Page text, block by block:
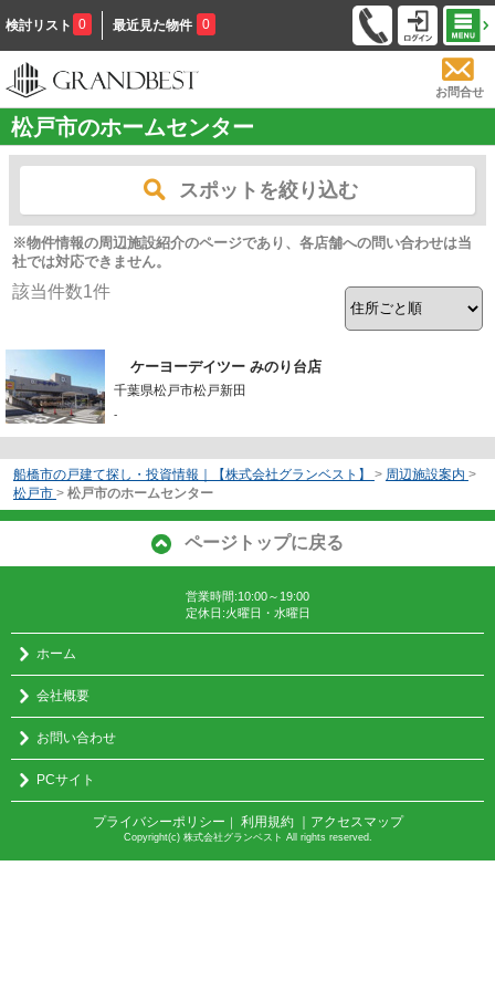
検討リスト 0 最近見た物件 0
お問合せ
松戸市のホームセンター
スポットを絞り込む
※物件情報の周辺施設紹介のページであり、各店舗への問い合わせは当
社では対応できません。
該当件数1件
ケーヨーデイツー みのり台店
千葉県松戸市松戸新田
-
船橋市の戸建て探し・投資情報｜【株式会社グランベスト】 > 周辺施設案内 >
松戸市 > 松戸市のホームセンター
ページトップに戻る
営業時間:10:00～19:00
定休日:火曜日・水曜日
ホーム
会社概要
お問い合わせ
PCサイト
プライバシーポリシー ｜ 利用規約 ｜アクセスマップ
Copyright(c) 株式会社グランベスト All rights reserved.